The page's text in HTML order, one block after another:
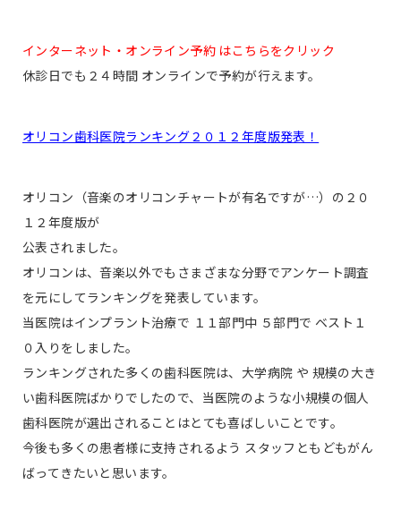
インターネット・オンライン予約 はこちらをクリック
休診日でも２４時間 オンラインで予約が行えます。
オリコン歯科医院ランキング２０１２年度版発表！
オリコン（音楽のオリコンチャートが有名ですが…）の２０
１２年度版が
公表されました。
オリコンは、音楽以外でもさまざまな分野でアンケート調査
を元にしてランキングを発表しています。
当医院はインプラント治療で １１部門中 ５部門で ベスト１
０入りをしました。
ランキングされた多くの歯科医院は、大学病院 や 規模の大き
い歯科医院ばかりでしたので、当医院のような小規模の個人
歯科医院が選出されることはとても喜ばしいことです。
今後も多くの患者様に支持されるよう スタッフともどもがん
ばってきたいと思います。